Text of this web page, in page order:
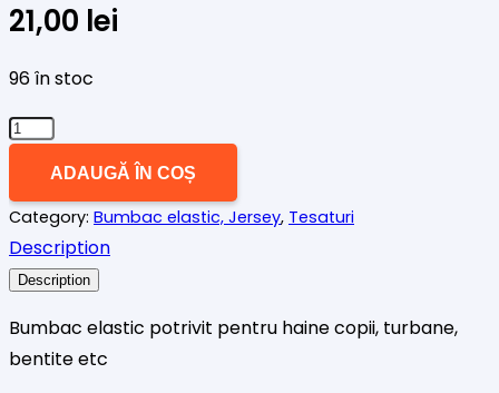
21,00 lei
96 în stoc
Cantitate
elastic)
fluturi
ADAUGĂ ÎN COȘ
Category: Bumbac elastic, Jersey, Tesaturi
Description
Description
Bumbac elastic potrivit pentru haine copii, turbane,
bentite etc